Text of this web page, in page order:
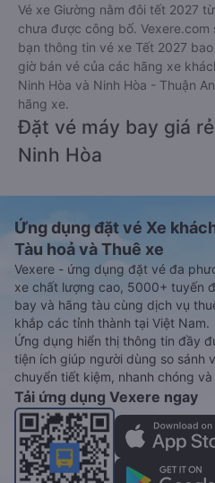
Vé xe Giường nằm đôi tết 2027
chưa được công bố.
bạn thông tin vé xe Tết 2027
giờ bán vé của các hãng xe
Ninh Hòa và Ninh Hòa - Thuận
hãng xe.
Đặt vé máy bay giá
Ninh Hòa
Ứng dụng đặt vé Xe
Tàu hoả và Thuê xe
Vexere - ứng dụng đặt vé đa
xe chất lượng cao, 5000+ tuyến
bay và hãng tàu cùng dịch vụ
khắp các tỉnh thành tại Việt Nam.
Ứng dụng hiển thị thông tin đầy
tiện ích giúp người dùng so sánh
chuyển tiết kiệm, nhanh chóng
Tải ứng dụng Vexere ngay